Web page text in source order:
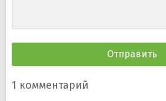
1 комментарий